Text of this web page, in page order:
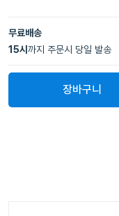
무료배송
15시 까지 주문시 당일 발송
장바구니